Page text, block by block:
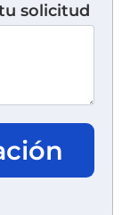
solicitud